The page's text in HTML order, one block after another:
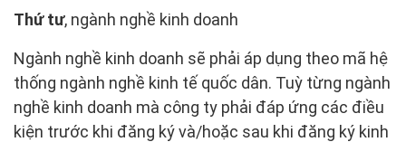
Thứ tư, ngành nghề kinh doanh
Ngành nghề kinh doanh sẽ phải áp dụng theo mã hệ
thống ngành nghề kinh tế quốc dân. Tuỳ từng ngành
nghề kinh doanh mà công ty phải đáp ứng các điều
kiện trước khi đăng ký và/hoặc sau khi đăng ký kinh